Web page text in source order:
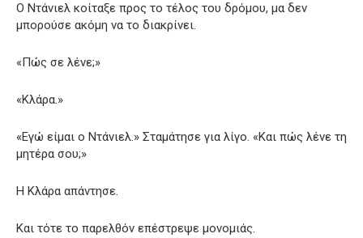
Ο Ντάνιελ κοίταξε προς το τέλος του δρόμου, μα δεν
μπορούσε ακόμη να το διακρίνει.
«Πώς σε λένε;»
«Κλάρα.»
«Εγώ είμαι ο Ντάνιελ.» Σταμάτησε για λίγο. «Και πώς λένε τη
μητέρα σου;»
Η Κλάρα απάντησε.
Και τότε το παρελθόν επέστρεψε μονομιάς.